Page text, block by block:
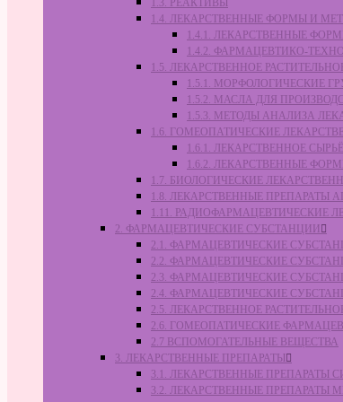
1.3. РЕАКТИВЫ
1.4. ЛЕКАРСТВЕННЫЕ ФОРМЫ И
1.4.1. ЛЕКАРСТВЕННЫЕ
1.4.2. ФАРМАЦЕВТИКО-
1.5. ЛЕКАРСТВЕННОЕ
1.5.1. МОРФОЛОГИЧЕСКИЕ
1.5.2. МАСЛА ДЛЯ
1.5.3. МЕТОДЫ АНАЛИЗА
1.6. ГОМЕОПАТИЧЕСКИЕ
1.6.1. ЛЕКАРСТВЕННОЕ
1.6.2. ЛЕКАРСТВЕННЫЕ
1.7. БИОЛОГИЧЕСКИЕ
1.8. ЛЕКАРСТВЕННЫЕ ПРЕПАРАТЫ
1.11. РАДИОФАРМАЦЕВТИЧЕСКИЕ
2. ФАРМАЦЕВТИЧЕСКИЕ СУБСТАНЦИИ
2.1. ФАРМАЦЕВТИЧЕСКИЕ
2.2. ФАРМАЦЕВТИЧЕСКИЕ
2.3. ФАРМАЦЕВТИЧЕСКИЕ
2.4. ФАРМАЦЕВТИЧЕСКИЕ
2.5. ЛЕКАРСТВЕННОЕ
2.6. ГОМЕОПАТИЧЕСКИЕ
2.7 ВСПОМОГАТЕЛЬНЫЕ ВЕЩЕСТВА
3. ЛЕКАРСТВЕННЫЕ ПРЕПАРАТЫ
3.1. ЛЕКАРСТВЕННЫЕ ПРЕПАРАТЫ
3.2. ЛЕКАРСТВЕННЫЕ ПРЕПАРАТЫ